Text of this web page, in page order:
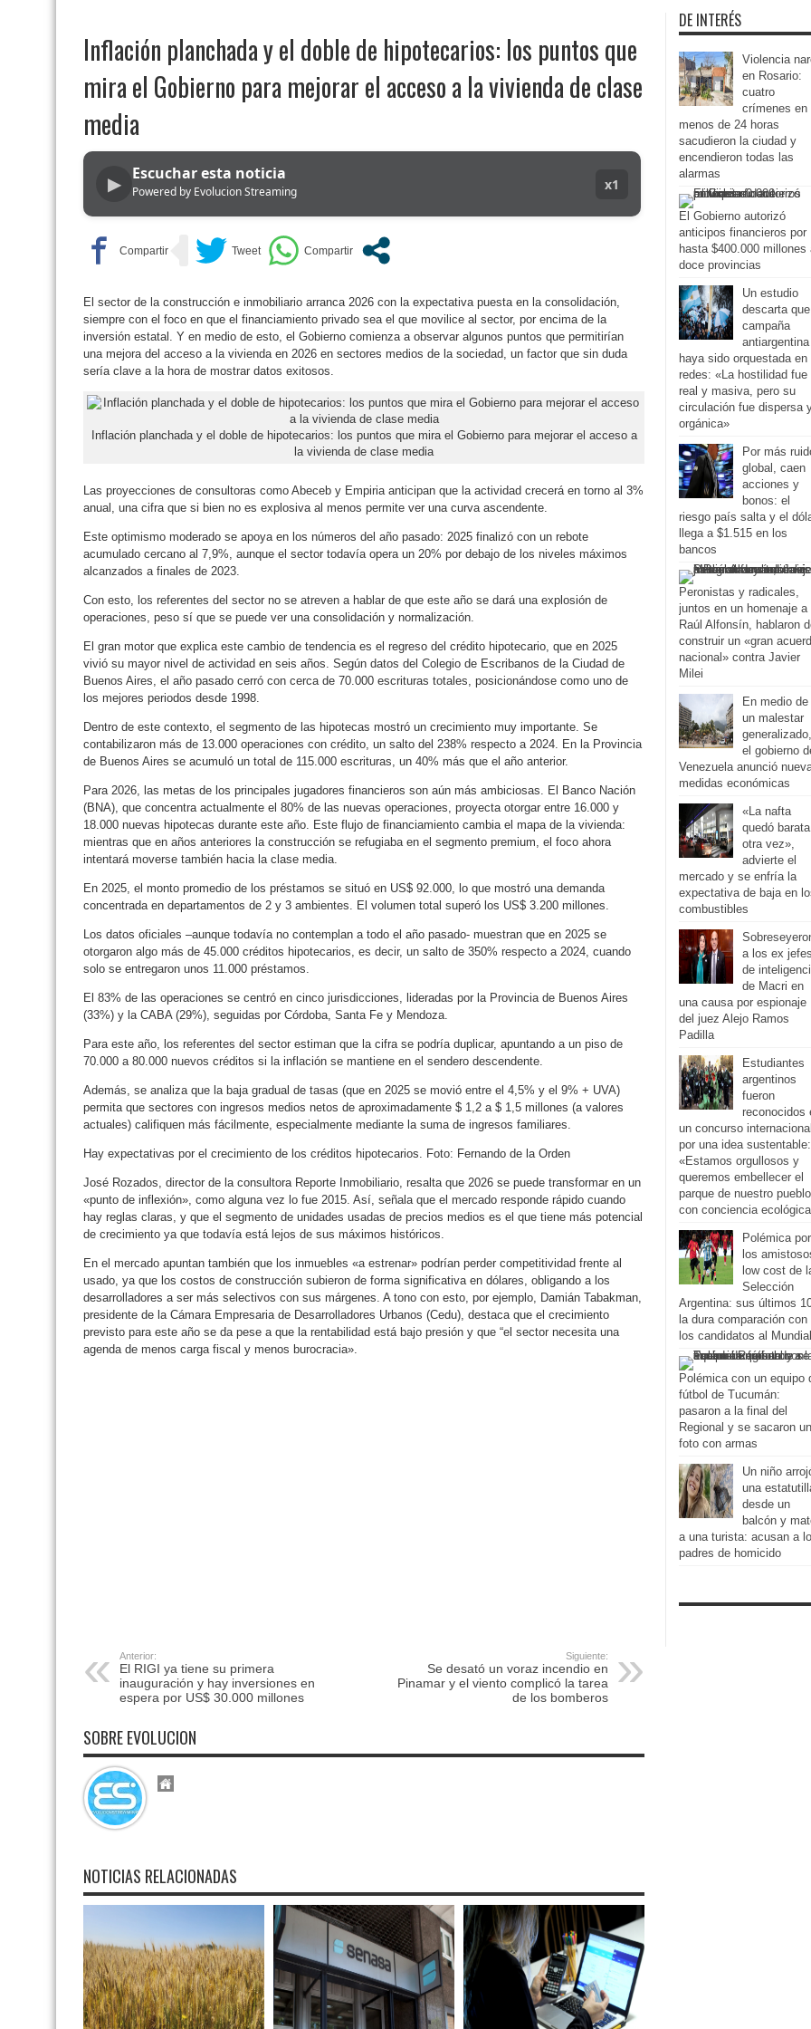
Inflación planchada y el doble de hipotecarios: los puntos que
mira el Gobierno para mejorar el acceso a la vivienda de clase
media
▶
Escuchar esta noticia
Powered by Evolucion Streaming x1
El sector de la construcción e inmobiliario arranca 2026 con la expectativa puesta en la consolidación,
siempre con el foco en que el financiamiento privado sea el que movilice al sector, por encima de la
inversión estatal. Y en medio de esto, el Gobierno comienza a observar algunos puntos que permitirían
una mejora del acceso a la vivienda en 2026 en sectores medios de la sociedad, un factor que sin duda
sería clave a la hora de mostrar datos exitosos.
Inflación planchada y el doble de hipotecarios: los puntos que mira el Gobierno para mejorar el acceso a
la vivienda de clase media
Las proyecciones de consultoras como Abeceb y Empiria anticipan que la actividad crecerá en torno al 3%
anual, una cifra que si bien no es explosiva al menos permite ver una curva ascendente.
Este optimismo moderado se apoya en los números del año pasado: 2025 finalizó con un rebote
acumulado cercano al 7,9%, aunque el sector todavía opera un 20% por debajo de los niveles máximos
alcanzados a finales de 2023.
Con esto, los referentes del sector no se atreven a hablar de que este año se dará una explosión de
operaciones, peso sí que se puede ver una consolidación y normalización.
El gran motor que explica este cambio de tendencia es el regreso del crédito hipotecario, que en 2025
vivió su mayor nivel de actividad en seis años. Según datos del Colegio de Escribanos de la Ciudad de
Buenos Aires, el año pasado cerró con cerca de 70.000 escrituras totales, posicionándose como uno de
los mejores periodos desde 1998.
Dentro de este contexto, el segmento de las hipotecas mostró un crecimiento muy importante. Se
contabilizaron más de 13.000 operaciones con crédito, un salto del 238% respecto a 2024. En la Provincia
de Buenos Aires se acumuló un total de 115.000 escrituras, un 40% más que el año anterior.
Para 2026, las metas de los principales jugadores financieros son aún más ambiciosas. El Banco Nación
(BNA), que concentra actualmente el 80% de las nuevas operaciones, proyecta otorgar entre 16.000 y
18.000 nuevas hipotecas durante este año. Este flujo de financiamiento cambia el mapa de la vivienda:
mientras que en años anteriores la construcción se refugiaba en el segmento premium, el foco ahora
intentará moverse también hacia la clase media.
En 2025, el monto promedio de los préstamos se situó en US$ 92.000, lo que mostró una demanda
concentrada en departamentos de 2 y 3 ambientes. El volumen total superó los US$ 3.200 millones.
Los datos oficiales –aunque todavía no contemplan a todo el año pasado- muestran que en 2025 se
otorgaron algo más de 45.000 créditos hipotecarios, es decir, un salto de 350% respecto a 2024, cuando
solo se entregaron unos 11.000 préstamos.
El 83% de las operaciones se centró en cinco jurisdicciones, lideradas por la Provincia de Buenos Aires
(33%) y la CABA (29%), seguidas por Córdoba, Santa Fe y Mendoza.
Para este año, los referentes del sector estiman que la cifra se podría duplicar, apuntando a un piso de
70.000 a 80.000 nuevos créditos si la inflación se mantiene en el sendero descendente.
Además, se analiza que la baja gradual de tasas (que en 2025 se movió entre el 4,5% y el 9% + UVA)
permita que sectores con ingresos medios netos de aproximadamente $ 1,2 a $ 1,5 millones (a valores
actuales) califiquen más fácilmente, especialmente mediante la suma de ingresos familiares.
Hay expectativas por el crecimiento de los créditos hipotecarios. Foto: Fernando de la Orden
José Rozados, director de la consultora Reporte Inmobiliario, resalta que 2026 se puede transformar en un
«punto de inflexión», como alguna vez lo fue 2015. Así, señala que el mercado responde rápido cuando
hay reglas claras, y que el segmento de unidades usadas de precios medios es el que tiene más potencial
de crecimiento ya que todavía está lejos de sus máximos históricos.
En el mercado apuntan también que los inmuebles «a estrenar» podrían perder competitividad frente al
usado, ya que los costos de construcción subieron de forma significativa en dólares, obligando a los
desarrolladores a ser más selectivos con sus márgenes. A tono con esto, por ejemplo, Damián Tabakman,
presidente de la Cámara Empresaria de Desarrolladores Urbanos (Cedu), destaca que el crecimiento
previsto para este año se da pese a que la rentabilidad está bajo presión y que “el sector necesita una
agenda de menos carga fiscal y menos burocracia».
Anterior:
El RIGI ya tiene su primera
inauguración y hay inversiones en
espera por US$ 30.000 millones
Siguiente:
Se desató un voraz incendio en
Pinamar y el viento complicó la tarea
de los bomberos
SOBRE EVOLUCION
NOTICIAS RELACIONADAS
DE INTERÉS
Violencia
en Rosario:
cuatro
crímenes en
menos de 24 horas
sacudieron la ciudad y
encendieron todas las
alarmas
El Gobierno autorizó
anticipos financieros por
hasta $400.000 millones
doce provincias
Un estudio
descarta
campaña
antiargentina
haya sido orquestada en
redes: «La hostilidad fue
real y masiva, pero su
circulación fue dispersa
orgánica»
Por más
global, caen
acciones y
bonos: el
riesgo país salta y el
llega a $1.515 en los
bancos
Peronistas y radicales,
juntos en un homenaje a
Raúl Alfonsín, hablaron
construir un «gran
nacional» contra Javier
Milei
En medio de
un malestar
generalizado,
el gobierno
Venezuela anunció
medidas económicas
«La nafta
quedó barata
otra vez»,
advierte el
mercado y se enfría la
expectativa de baja en
combustibles
a los ex jefes
de
de Macri en
una causa por espionaje
del juez Alejo Ramos
Padilla
Estudiantes
argentinos
fueron
reconocidos
un concurso internacional
por una idea sustentable:
«Estamos orgullosos y
queremos embellecer el
parque de nuestro pueblo
con conciencia
Polémica por
los
low cost de
Selección
Argentina: sus últimos
la dura comparación con
los candidatos al Mundial
Polémica con un equipo
fútbol de Tucumán:
pasaron a la final del
Regional y se sacaron
foto con armas
Un niño
una
desde un
balcón y
a una turista: acusan a
padres de homicido